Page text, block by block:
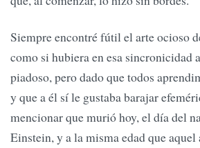
Siempre encontré fútil el arte ocioso
como si hubiera en esa sincronicidad
piadoso, pero dado que todos
y que a él sí le gustaba barajar
mencionar que murió hoy, el día del
Einstein, y a la misma edad que